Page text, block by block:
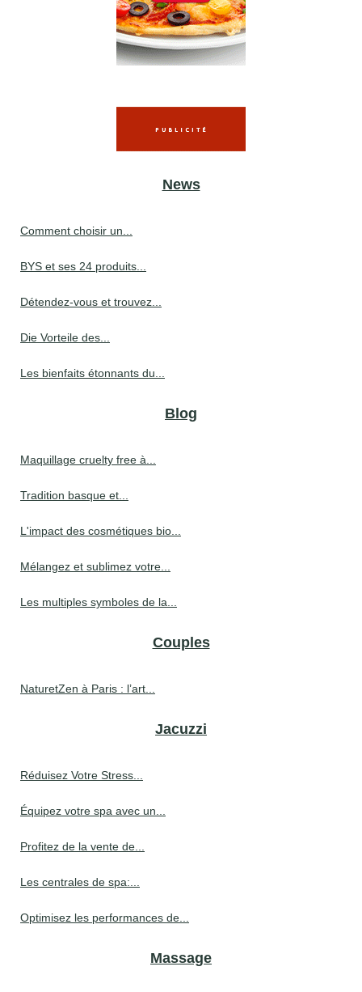
News
Comment choisir un...
BYS et ses 24 produits...
Détendez-vous et trouvez...
Die Vorteile des...
Les bienfaits étonnants du...
Blog
Maquillage cruelty free à...
Tradition basque et...
L'impact des cosmétiques bio...
Mélangez et sublimez votre...
Les multiples symboles de la...
Couples
NaturetZen à Paris : l’art...
Jacuzzi
Réduisez Votre Stress...
Équipez votre spa avec un...
Profitez de la vente de...
Les centrales de spa:...
Optimisez les performances de...
Massage